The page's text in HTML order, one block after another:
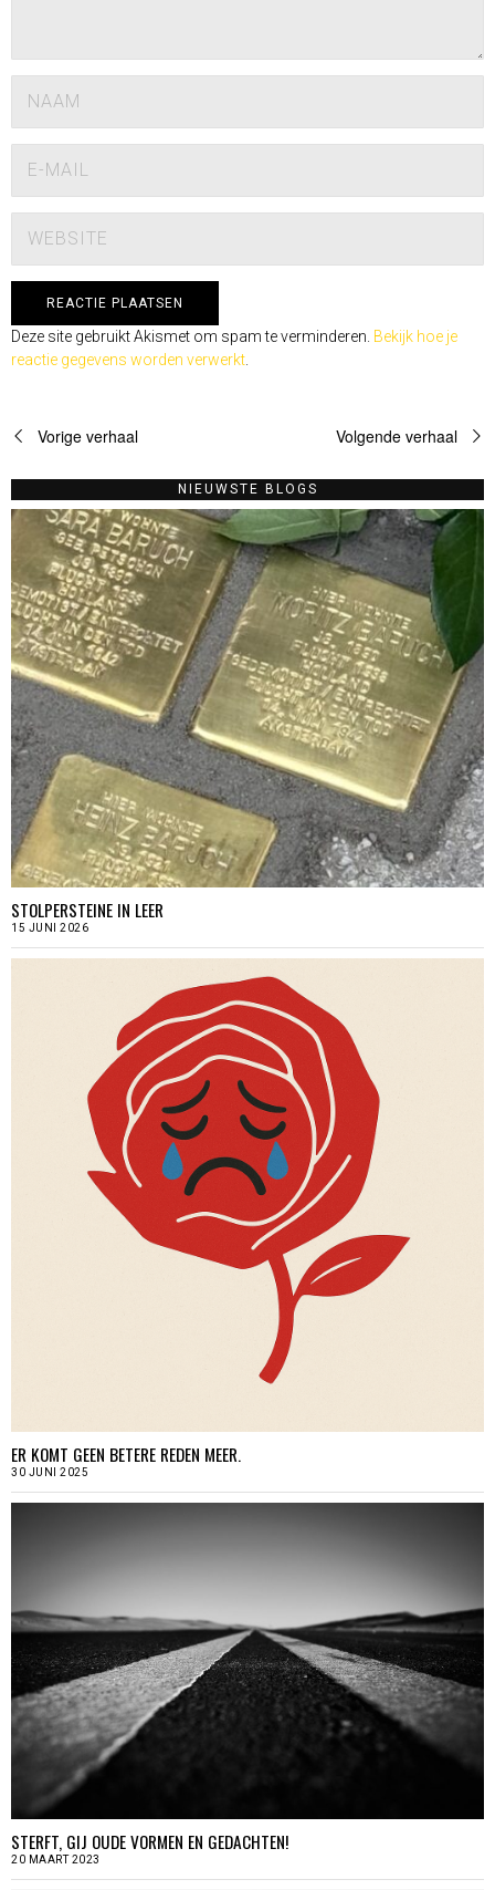
Deze site gebruikt Akismet om spam te verminderen. Bekijk hoe je
reactie gegevens worden verwerkt
Vorige verhaal Volgende verhaal
NIEUWSTE BLOGS
STOLPERSTEINE IN LEER
15 JUNI 2026
ER KOMT GEEN BETERE REDEN MEER.
30 JUNI 2025
STERFT, GIJ OUDE VORMEN EN GEDACHTEN!
20 MAART 2023